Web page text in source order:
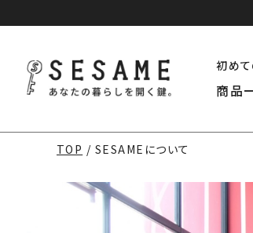
初め
商品
TOP SESAMEについて